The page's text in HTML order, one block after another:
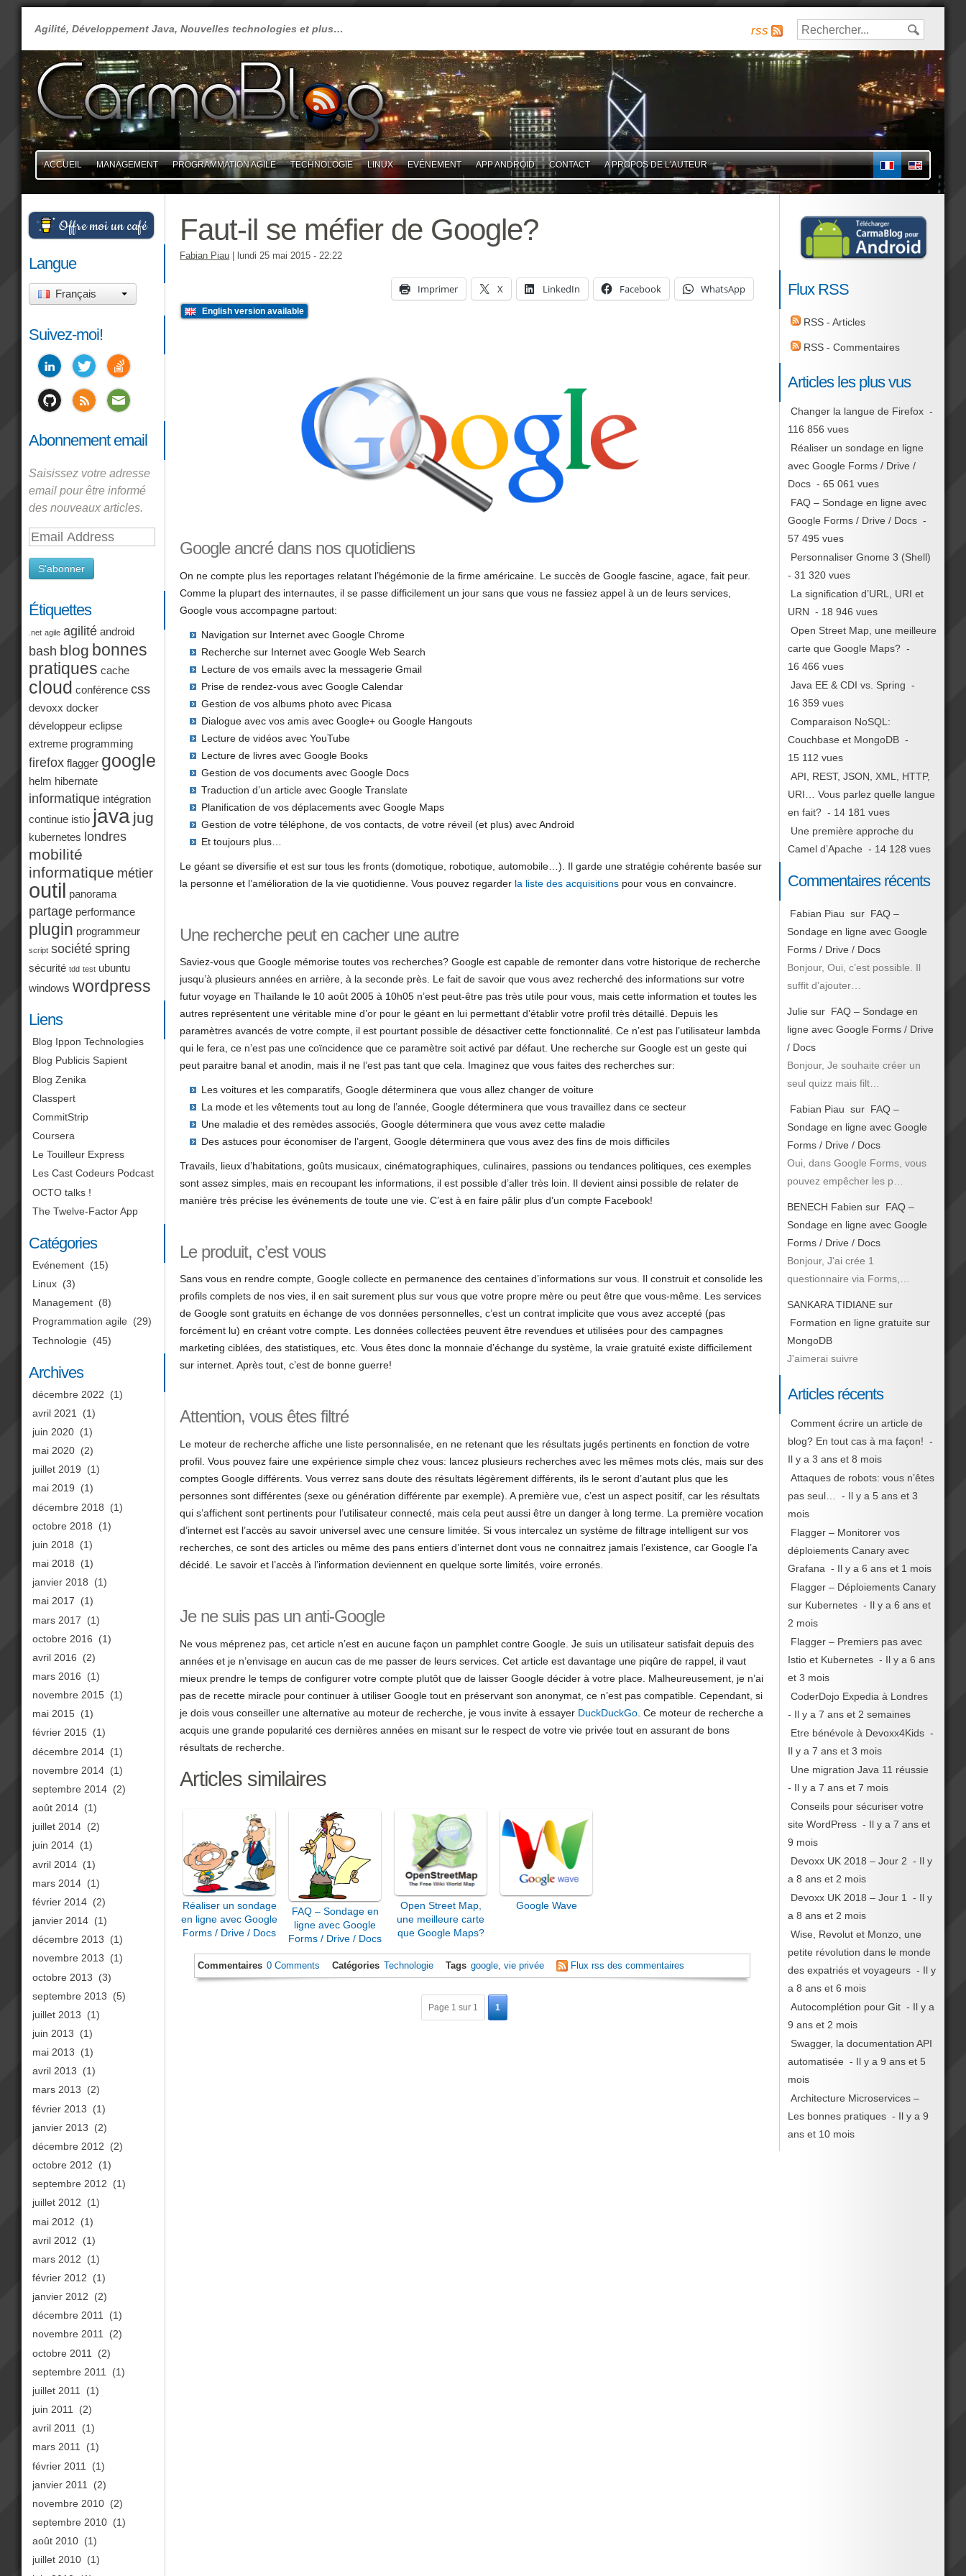
Agilité, Développement Java, Nouvelles technologies et plus… rss
ACCUEIL MANAGEMENT PROGRAMMATION AGILE TECHNOLOGIE LINUX EVÉNEMENT APP ANDROID CONTACT A PROPOS DE L'AUTEUR
Faut-il se méfier de Google?
Fabian Piau lundi 25 mai 2015 - 22:22
Imprimer X LinkedIn Facebook WhatsApp
English version available
Google ancré dans nos quotidiens
On ne compte plus les reportages relatant l’hégémonie de la firme américaine. Le succès de Google fascine, agace, fait peur.
Comme la plupart des internautes, il se passe difficilement un jour sans que vous ne fassiez appel à un de leurs services,
Google vous accompagne partout:
Navigation sur Internet avec Google Chrome
Recherche sur Internet avec Google Web Search
Lecture de vos emails avec la messagerie Gmail
Prise de rendez-vous avec Google Calendar
Gestion de vos albums photo avec Picasa
Dialogue avec vos amis avec Google+ ou Google Hangouts
Lecture de vidéos avec YouTube
Lecture de livres avec Google Books
Gestion de vos documents avec Google Docs
Traduction d’un article avec Google Translate
Planification de vos déplacements avec Google Maps
Gestion de votre téléphone, de vos contacts, de votre réveil (et plus) avec Android
Et toujours plus…
Le géant se diversifie et est sur tous les fronts (domotique, robotique, automobile…). Il garde une stratégie cohérente basée sur
la personne et l’amélioration de la vie quotidienne. Vous pouvez regarder la liste des acquisitions pour vous en convaincre.
Une recherche peut en cacher une autre
Saviez-vous que Google mémorise toutes vos recherches? Google est capable de remonter dans votre historique de recherche
jusqu’à plusieurs années en arrière, à la seconde près. Le fait de savoir que vous avez recherché des informations sur votre
futur voyage en Thaïlande le 10 août 2005 à 10h05 n’est peut-être pas très utile pour vous, mais cette information et toutes les
autres représentent une véritable mine d’or pour le géant en lui permettant d’établir votre profil très détaillé. Depuis les
paramètres avancés de votre compte, il est pourtant possible de désactiver cette fonctionnalité. Ce n’est pas l’utilisateur lambda
qui le fera, ce n’est pas une coïncidence que ce paramètre soit activé par défaut. Une recherche sur Google est un geste qui
peut paraitre banal et anodin, mais il ne l’est pas tant que cela. Imaginez que vous faites des recherches sur:
Les voitures et les comparatifs, Google déterminera que vous allez changer de voiture
La mode et les vêtements tout au long de l’année, Google déterminera que vous travaillez dans ce secteur
Une maladie et des remèdes associés, Google déterminera que vous avez cette maladie
Des astuces pour économiser de l’argent, Google déterminera que vous avez des fins de mois difficiles
Travails, lieux d’habitations, goûts musicaux, cinématographiques, culinaires, passions ou tendances politiques, ces exemples
sont assez simples, mais en recoupant les informations, il est possible d’aller très loin. Il devient ainsi possible de relater de
manière très précise les événements de toute une vie. C’est à en faire pâlir plus d’un compte Facebook!
Le produit, c’est vous
Sans vous en rendre compte, Google collecte en permanence des centaines d’informations sur vous. Il construit et consolide les
profils complets de nos vies, il en sait surement plus sur vous que votre propre mère ou peut être que vous-même. Les services
de Google sont gratuits en échange de vos données personnelles, c’est un contrat implicite que vous avez accepté (pas
forcément lu) en créant votre compte. Les données collectées peuvent être revendues et utilisées pour des campagnes
marketing ciblées, des statistiques, etc. Vous êtes donc la monnaie d’échange du système, la vraie gratuité existe difficilement
sur internet. Après tout, c’est de bonne guerre!
Attention, vous êtes filtré
Le moteur de recherche affiche une liste personnalisée, en ne retenant que les résultats jugés pertinents en fonction de votre
profil. Vous pouvez faire une expérience simple chez vous: lancez plusieurs recherches avec les mêmes mots clés, mais sur des
comptes Google différents. Vous verrez sans doute des résultats légèrement différents, ils le seront d’autant plus que les
personnes sont différentes (sexe ou génération différente par exemple). A première vue, c’est un aspect positif, car les résultats
qui s’affichent sont pertinents pour l’utilisateur connecté, mais cela peut aussi être un danger à long terme. La première vocation
d’internet est l’accès au savoir universel avec une censure limitée. Si vous intercalez un système de filtrage intelligent sur vos
recherches, ce sont des articles ou même des pans entiers d’internet dont vous ne connaitrez jamais l’existence, car Google l’a
décidé. Le savoir et l’accès à l’information deviennent en quelque sorte limités, voire erronés.
Je ne suis pas un anti-Google
Ne vous méprenez pas, cet article n’est en aucune façon un pamphlet contre Google. Je suis un utilisateur satisfait depuis des
années et je n’envisage en aucun cas de me passer de leurs services. Cet article est davantage une piqûre de rappel, il vaut
mieux prendre le temps de configurer votre compte plutôt que de laisser Google décider à votre place. Malheureusement, je n’ai
pas de recette miracle pour continuer à utiliser Google tout en préservant son anonymat, ce n’est pas compatible. Cependant, si
je dois vous conseiller une alternative au moteur de recherche, je vous invite à essayer DuckDuckGo . Ce moteur de recherche a
acquis une grande popularité ces dernières années en misant sur le respect de votre vie privée tout en assurant de bons
résultats de recherche.
Articles similaires
Réaliser un sondage
en ligne avec Google
Forms / Drive / Docs
FAQ – Sondage en
ligne avec Google
Forms / Drive / Docs
Open Street Map,
une meilleure carte
que Google Maps?
Google Wave
Commentaires 0 Comments Catégories Technologie Tags google,vie privée Flux rss des commentaires
Page 1 sur 1 1
Flux RSS
RSS - Articles
RSS - Commentaires
Articles les plus vus
Changer la langue de Firefox -
116 856 vues
Réaliser un sondage en ligne
avec Google Forms / Drive /
Docs - 65 061 vues
FAQ – Sondage en ligne avec
Google Forms / Drive / Docs -
57 495 vues
Personnaliser Gnome 3 (Shell)
- 31 320 vues
La signification d’URL, URI et
URN - 18 946 vues
Open Street Map, une meilleure
carte que Google Maps? -
16 466 vues
Java EE & CDI vs. Spring -
16 359 vues
Comparaison NoSQL:
Couchbase et MongoDB -
15 112 vues
API, REST, JSON, XML, HTTP,
URI… Vous parlez quelle langue
en fait? - 14 181 vues
Une première approche du
Camel d’Apache - 14 128 vues
Commentaires récents
Fabian Piau sur FAQ –
Sondage en ligne avec Google
Forms / Drive / Docs
Bonjour, Oui, c’est possible. Il
suffit d’ajouter…
Julie sur FAQ – Sondage en
ligne avec Google Forms / Drive
/ Docs
Bonjour, Je souhaite créer un
seul quizz mais filt…
Fabian Piau sur FAQ –
Sondage en ligne avec Google
Forms / Drive / Docs
Oui, dans Google Forms, vous
pouvez empêcher les p…
BENECH Fabien sur FAQ –
Sondage en ligne avec Google
Forms / Drive / Docs
Bonjour, J'ai crée 1
questionnaire via Forms,…
SANKARA TIDIANE sur
Formation en ligne gratuite sur
MongoDB
J'aimerai suivre
Articles récents
Comment écrire un article de
blog? En tout cas à ma façon! -
Il y a 3 ans et 8 mois
Attaques de robots: vous n’êtes
pas seul…
- Il y a 5 ans et 3
mois
Flagger – Monitorer vos
déploiements Canary avec
Grafana - Il y a 6 ans et 1 mois
Flagger – Déploiements Canary
sur Kubernetes - Il y a 6 ans et
2 mois
Flagger – Premiers pas avec
Istio et Kubernetes - Il y a 6 ans
et 3 mois
CoderDojo Expedia à Londres
- Il y a 7 ans et 2 semaines
Etre bénévole à Devoxx4Kids -
Il y a 7 ans et 3 mois
Une migration Java 11 réussie
- Il y a 7 ans et 7 mois
Conseils pour sécuriser votre
site WordPress - Il y a 7 ans et
9 mois
Devoxx UK 2018 – Jour 2 - Il y
a 8 ans et 2 mois
Devoxx UK 2018 – Jour 1
- Il y
a 8 ans et 2 mois
Wise, Revolut et Monzo, une
petite révolution dans le monde
des expatriés et voyageurs - Il y
a 8 ans et 6 mois
Autocomplétion pour Git - Il y a
9 ans et 2 mois
Swagger, la documentation API
automatisée - Il y a 9 ans et 5
mois
Architecture Microservices –
Les bonnes pratiques - Il y a 9
ans et 10 mois
Offre moi un café
Langue
Français
Suivez-moi!
Abonnement email
Saisissez votre adresse
email pour être informé
des nouveaux articles.
Email
S'abonner
Étiquettes
.net agile agilité android
bash blog bonnes
pratiques cache
cloud conférence css
devoxx docker
développeur eclipse
extreme programming
firefox flagger google
helm hibernate
informatique intégration
continue istio java jug
kubernetes londres
mobilité
informatique métier
outil panorama
partage performance
plugin programmeur
script société spring
sécurité tdd test ubuntu
windows wordpress
Liens
Blog Ippon Technologies
Blog Publicis Sapient
Blog Zenika
Classpert
CommitStrip
Coursera
Le Touilleur Express
Les Cast Codeurs Podcast
OCTO talks !
The Twelve-Factor App
Catégories
Evénement (15)
Linux (3)
Management (8)
Programmation agile (29)
Technologie (45)
Archives
décembre 2022
(1)
avril 2021
(1)
juin 2020 (1)
mai 2020 (2)
juillet 2019
(1)
mai 2019
(1)
décembre 2018
(1)
octobre 2018
(1)
juin 2018
(1)
mai 2018
(1)
janvier 2018
(1)
mai 2017
(1)
mars 2017
(1)
octobre 2016
(1)
avril 2016
(2)
mars 2016
(1)
novembre 2015 (1)
mai 2015 (1)
février 2015 (1)
décembre 2014 (1)
novembre 2014 (1)
septembre 2014 (2)
août 2014 (1)
juillet 2014 (2)
juin 2014 (1)
avril 2014 (1)
mars 2014 (1)
février 2014 (2)
janvier 2014 (1)
décembre 2013
(1)
novembre 2013
(1)
octobre 2013
(3)
septembre 2013
(5)
juillet 2013
(1)
juin 2013
(1)
mai 2013
(1)
avril 2013
(1)
mars 2013
(2)
février 2013
(1)
janvier 2013
(2)
décembre 2012
(2)
octobre 2012
(1)
septembre 2012
(1)
juillet 2012
(1)
mai 2012
(1)
avril 2012
(1)
mars 2012
(1)
février 2012
(1)
janvier 2012
(2)
décembre 2011
(1)
novembre 2011
(2)
octobre 2011
(2)
septembre 2011
(1)
juillet 2011
(1)
juin 2011
(2)
avril 2011
(1)
mars 2011
(1)
février 2011
(1)
janvier 2011
(2)
novembre 2010 (2)
septembre 2010 (1)
août 2010 (1)
juillet 2010 (1)